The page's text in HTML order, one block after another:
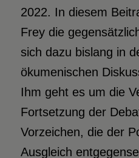
2022. In diesem
Frey die
sich dazu bislang in
ökumenischen
Ihm geht es um die
Fortsetzung der
Vorzeichen, die der
Ausgleich